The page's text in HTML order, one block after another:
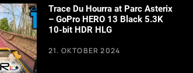
Trace Du Hourra at Parc Asterix
– GoPro HERO 13 Black 5.3K
10-bit HDR HLG
21. OKTOBER 2024